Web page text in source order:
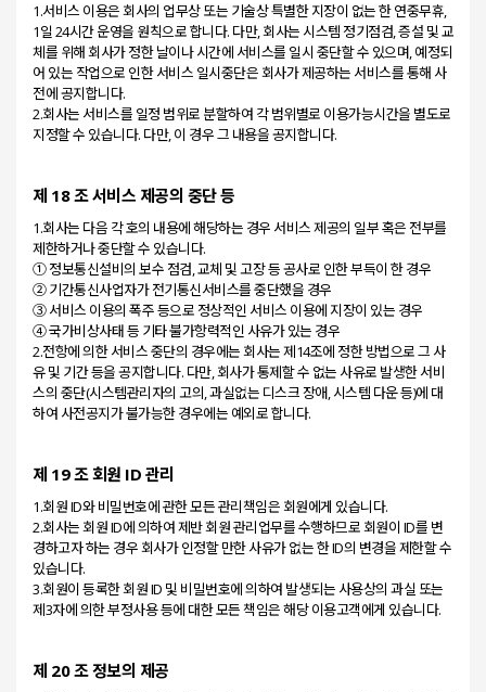
1.서비스 이용은 회사의 업무상 또는 기술상 특별한 지장이 없는 한 연중무휴,
1일 24시간 운영을 원칙으로 합니다. 다만, 회사는 시스템 정기점검, 증설 및 교
체를 위해 회사가 정한 날이나 시간에 서비스를 일시 중단할 수 있으며, 예정되
어 있는 작업으로 인한 서비스 일시중단은 회사가 제공하는 서비스를 통해 사
전에 공지합니다.
2.회사는 서비스를 일정 범위로 분할하여 각 범위별로 이용가능시간을 별도로
제 18 조 서비스 제공의 중단 등
1.회사는 다음 각 호의 내용에 해당하는 경우 서비스 제공의 일부 혹은 전부를
제한하거나 중단할 수 있습니다.
① 정보통신설비의 보수 점검, 교체 및 고장 등 공사로 인한 부득이 한 경우
② 기간통신사업자가 전기통신서비스를 중단했을 경우
③ 서비스 이용의 폭주 등으로 정상적인 서비스 이용에 지장이 있는 경우
④ 국가비상사태 등 기타 불가항력적인 사유가 있는 경우
2.전항에 의한 서비스 중단의 경우에는 회사는 제14조에 정한 방법으로 그 사
유 및 기간 등을 공지합니다. 다만, 회사가 통제할 수 없는 사유로 발생한 서비
스의 중단(시스템관리자의 고의, 과실없는 디스크 장애, 시스템 다운 등)에 대
제 19 조 회원 ID 관리
1.회원 ID와 비밀번호에 관한 모든 관리책임은 회원에게 있습니다.
2.회사는 회원 ID에 의하여 제반 회원 관리업무를 수행하므로 회원이 ID를 변
경하고자 하는 경우 회사가 인정할 만한 사유가 없는 한 ID의 변경을 제한할 수
있습니다.
3.회원이 등록한 회원 ID 및 비밀번호에 의하여 발생되는 사용상의 과실 또는
제 20 조 정보의 제공